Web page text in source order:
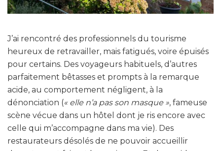
J’ai rencontré des professionnels du tourisme
heureux de retravailler, mais fatigués, voire épuisés
pour certains. Des voyageurs habituels, d’autres
parfaitement bêtasses et prompts à la remarque
acide, au comportement négligent, à la
dénonciation (« elle n’a pas son masque », fameuse
scène vécue dans un hôtel dont je ris encore avec
celle qui m’accompagne dans ma vie). Des
restaurateurs désolés de ne pouvoir accueillir